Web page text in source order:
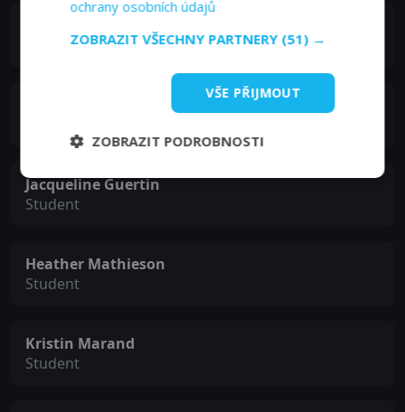
Student
Jacqueline Guertin
Student
Heather Mathieson
Student
Kristin Marand
Student
ochrany osobních údajů
ZOBRAZIT VŠECHNY PARTNERY (51) →
VŠE PŘIJMOUT
ZOBRAZIT PODROBNOSTI